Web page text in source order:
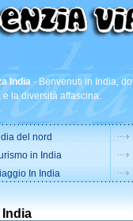
India-Benvenuti in India,
e la diversità affascina.
del nord
in India
In India
India